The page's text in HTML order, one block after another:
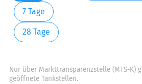
7 Tage
28 Tage
Nur über Markttransparenzstelle (MTS-K)
geöffnete Tankstellen.